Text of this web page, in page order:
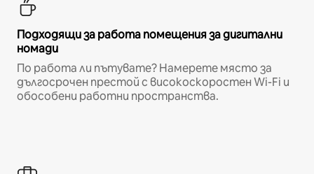
Подходящи за работа помещения за дигитални
номади
По работа ли пътувате? Намерете място за
дългосрочен престой с високоскоростен Wi-Fi и
обособени работни пространства.